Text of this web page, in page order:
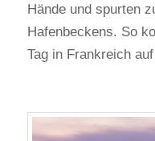
Hände und spurten
Hafenbeckens. So
Tag in Frankreich